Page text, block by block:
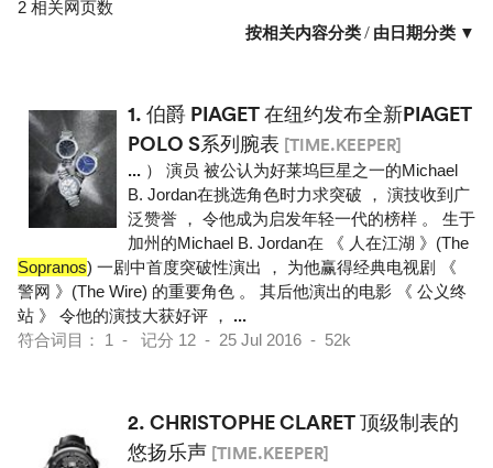
2 相关网页数
按相关内容分类/ 由日期分类 ▼
1. 伯爵 PIAGET 在纽约发布全新PIAGET
POLO S系列腕表 [TIME.KEEPER]
... ） 演员 被公认为好莱坞巨星之一的Michael
B. Jordan在挑选角色时力求突破 ， 演技收到广
泛赞誉 ， 令他成为启发年轻一代的榜样 。 生于
加州的Michael B. Jordan在 《 人在江湖 》(The
Sopranos) 一剧中首度突破性演出 ， 为他赢得经典电视剧 《
警网 》(The Wire) 的重要角色 。 其后他演出的电影 《 公义终
站 》 令他的演技大获好评 ， ...
符合词目： 1 - 记分 12 - 25 Jul 2016 - 52k
2. CHRISTOPHE CLARET 顶级制表的
悠扬乐声 [TIME.KEEPER]